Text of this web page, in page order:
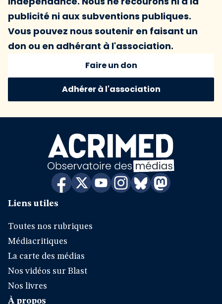
publicité ni aux subventions publiques.
Vous pouvez nous soutenir en faisant un
don ou en adhérant à l'association.
Faire un don
Adhérer à l'association
Liens utiles
Toutes nos rubriques
Médiacritiques
La carte des médias
Nos vidéos sur Blast
Nos livres
À propos